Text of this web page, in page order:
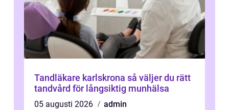
Tandläkare karlskrona så väljer du rätt
tandvård för långsiktig munhälsa
05 augusti 2026
admin